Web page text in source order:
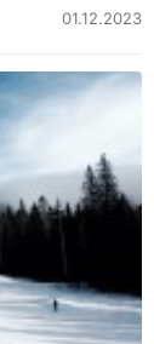
01.12.2023